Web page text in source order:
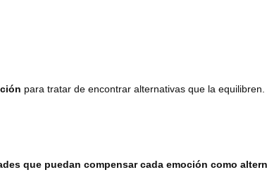
para tratar de encontrar alternativas que la equilibren.
que puedan compensar cada emoción como